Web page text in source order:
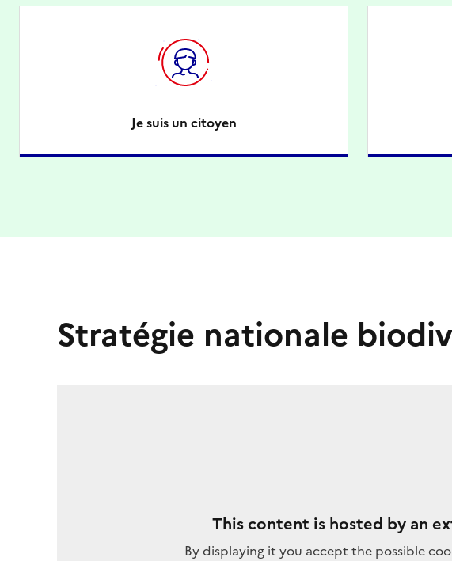
Je suis un citoyen
Stratégie nationale
This content is hosted by an
By displaying it you accept the possible